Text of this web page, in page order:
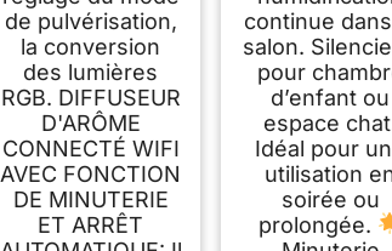
de pulvérisation,
la conversion
des lumières
RGB. DIFFUSEUR
D'ARÔME
CONNECTÉ WIFI
AVEC FONCTION
DE MINUTERIE
ET ARRÊT
continue
salon.
pour
d’enfant ou
espace
Idéal pour
utilisation
soirée ou
prolongée.